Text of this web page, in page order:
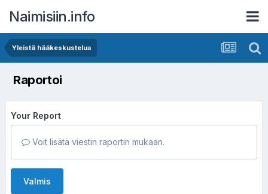
Naimisiin.info
Yleistä hääkeskustelua
Raportoi
Your Report
Voit lisätä viestin raportin mukaan.
Valmis